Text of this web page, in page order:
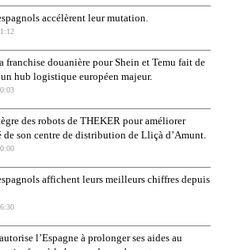
accélèrent leur mutation.
franchise douanière pour Shein et Temu fait de
un hub logistique européen majeur.
des robots de THEKER pour améliorer
de son centre de distribution de Lliçà d’Amunt.
affichent leurs meilleurs chiffres depuis
l’Espagne à prolonger ses aides au